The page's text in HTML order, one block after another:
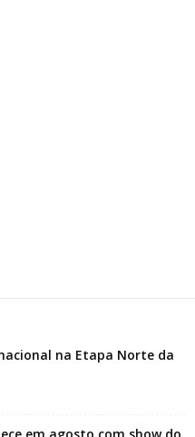
na Etapa Norte da
em agosto com show do